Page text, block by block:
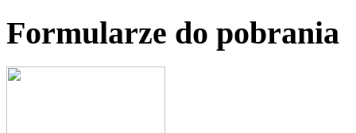
Formularze do pobrania